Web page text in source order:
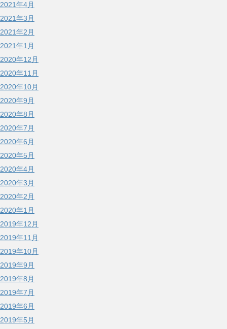
2021年4月
2021年3月
2021年2月
2021年1月
2020年12月
2020年11月
2020年10月
2020年9月
2020年8月
2020年7月
2020年6月
2020年5月
2020年4月
2020年3月
2020年2月
2020年1月
2019年12月
2019年11月
2019年10月
2019年9月
2019年8月
2019年7月
2019年6月
2019年5月